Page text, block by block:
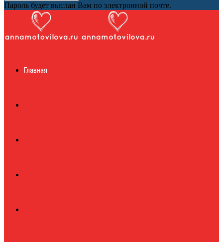
Пароль будет выслан Вам по электронной почте.
журналГлавная